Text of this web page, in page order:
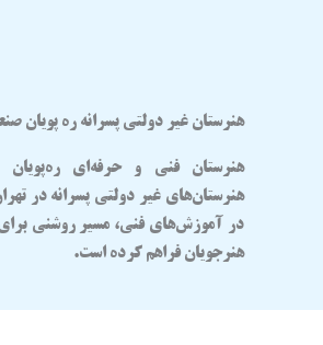
هنرستان غیر دولتی پسرانه ره پویان
هنرستان فنی و حرفه‌ای
هنرستان‌های غیر دولتی پسرانه در
در آموزش‌های فنی، مسیر روشنی
هنرجویان فراهم کرده است.